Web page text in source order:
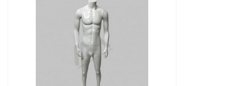
oferecemos preços acessíveis para que
você possa adquirir o manequim ideal para
seu negócio. Aproveite e compre já o seu